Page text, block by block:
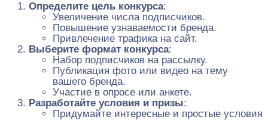
Определите цель конкурса:
Увеличение числа подписчиков.
Повышение узнаваемости бренда.
Привлечение трафика на сайт.
Выберите формат конкурса:
Набор подписчиков на рассылку.
Публикация фото или видео на тему
вашего бренда.
Участие в опросе или анкете.
Разработайте условия и призы:
Придумайте интересные и простые условия